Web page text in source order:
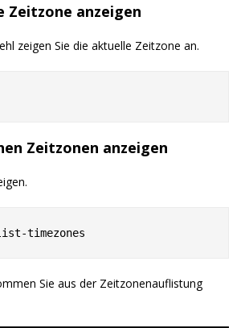
Zeitzone anzeigen
zeigen Sie die aktuelle Zeitzone an.
Zeitzonen anzeigen
timezones
Sie aus der Zeitzonenauflistung